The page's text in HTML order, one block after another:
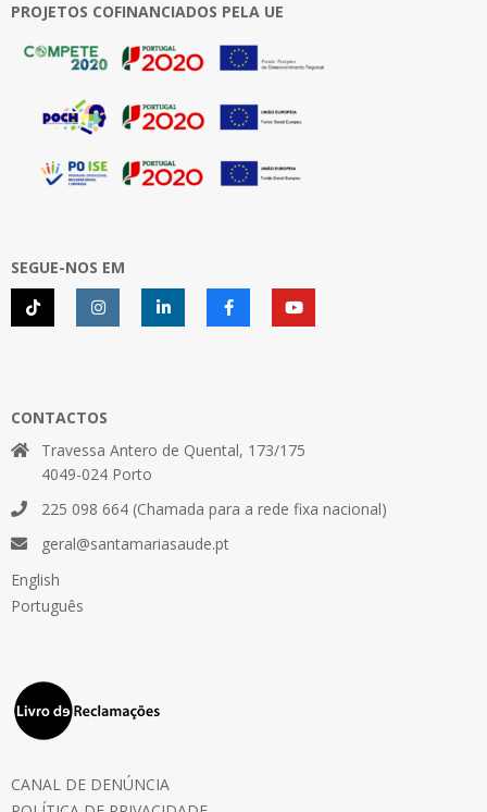
PROJETOS COFINANCIADOS PELA UE
SEGUE-NOS EM
CONTACTOS
Travessa Antero de Quental, 173/175
4049-024 Porto
225 098 664 (Chamada para a rede fixa nacional)
geral@santamariasaude.pt
English
Português
CANAL DE DENÚNCIA